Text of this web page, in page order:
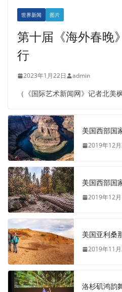
世界新闻 图片
第十届《海外春晚
行
2023年1月22日 admin
（《国际艺术新闻网》记者北美
美国西部国
2019年12
美国西部国
2019年12
美国亚利桑
2019年11
洛杉矶鸿韵